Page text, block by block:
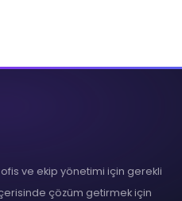
ofis ve ekip yönetimi için gerekli
çözüm getirmek için